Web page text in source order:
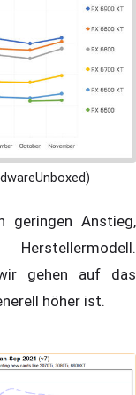
geringen Anstieg,
gehen auf das
höher ist.